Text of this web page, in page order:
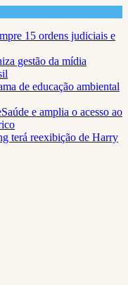
15 ordens judiciais e
gestão da mídia
de educação ambiental
e amplia o acesso ao
terá reexibição de Harry